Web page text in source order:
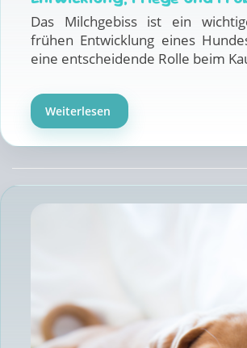
Das Milchgebiss ist ein
frühen Entwicklung eines
eine entscheidende Rolle beim
Weiterlesen